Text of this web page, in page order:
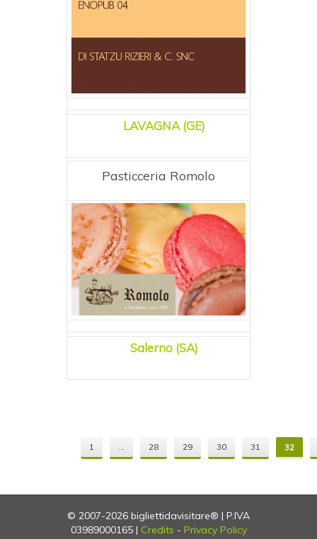
LAVAGNA (GE)
Pasticceria Romolo
Salerno (SA)
1 28 29 30 31 32
© 2007-2026 bigliettidavisitare® | P.IVA
03989000165 | Credits - Privacy Policy